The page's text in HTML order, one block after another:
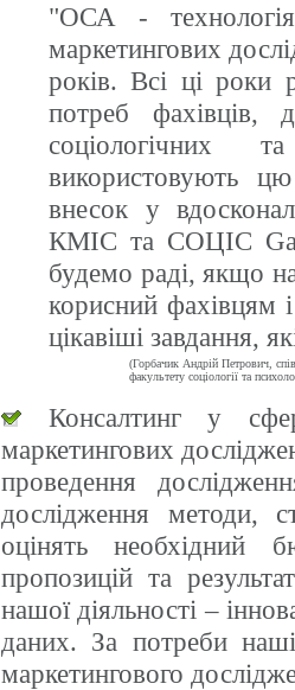
"ОСА -
маркетингових
років. Всі ці роки
потреб фахівців,
соціологічних
використовують
внесок у
КМІС та СОЦІС
будемо раді, якщо
корисний фахівцям
цікавіші завдання,
(Горбачик Андрій Петрович,
факультету соціології та
Консалтинг у
маркетингових
проведення
дослідження методи,
оцінять необхідний
пропозицій та
нашої діяльності –
даних. За потреби
маркетингового